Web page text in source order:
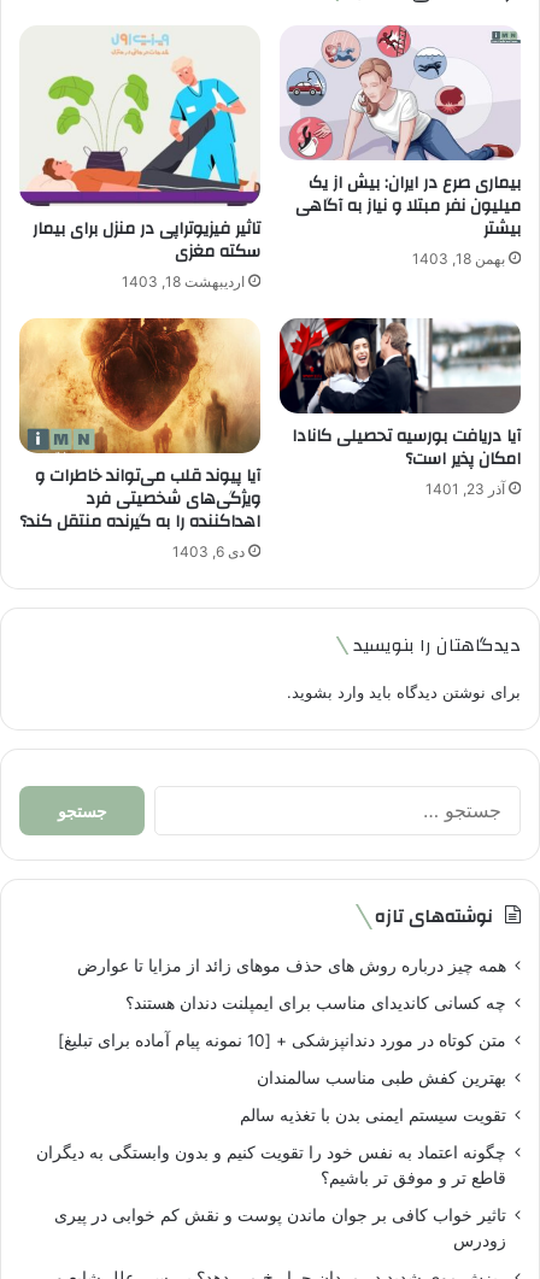
بیماری صرع در ایران: بیش از یک
میلیون نفر مبتلا و نیاز به آگاهی
بیشتر
بهمن 18, 1403
تاثیر فیزیوتراپی در منزل برای بیمار
سکته مغزی
اردیبهشت 18, 1403
آیا دریافت بورسیه تحصیلی کانادا
امکان پذیر است؟
آذر 23, 1401 آیا پیوند قلب می‌تواند خاطرات و
ویژگی‌های شخصیتی فرد
اهداکننده را به گیرنده منتقل کند؟
دی 6, 1403
دیدگاهتان را بنویسید
برای نوشتن دیدگاه باید وارد بشوید.
جستجو
برای:
نوشته‌های تازه
همه چیز درباره روش های حذف موهای زائد از مزایا تا عوارض
چه کسانی کاندیدای مناسب برای ایمپلنت دندان هستند؟
متن کوتاه در مورد دندانپزشکی + [10 نمونه پیام آماده برای تبلیغ]
بهترین کفش طبی مناسب سالمندان
تقویت سیستم ایمنی بدن با تغذیه سالم
چگونه اعتماد به نفس خود را تقویت کنیم و بدون وابستگی به دیگران
قاطع تر و موفق تر باشیم؟
تاثیر خواب کافی بر جوان ماندن پوست و نقش کم خوابی در پیری
زودرس